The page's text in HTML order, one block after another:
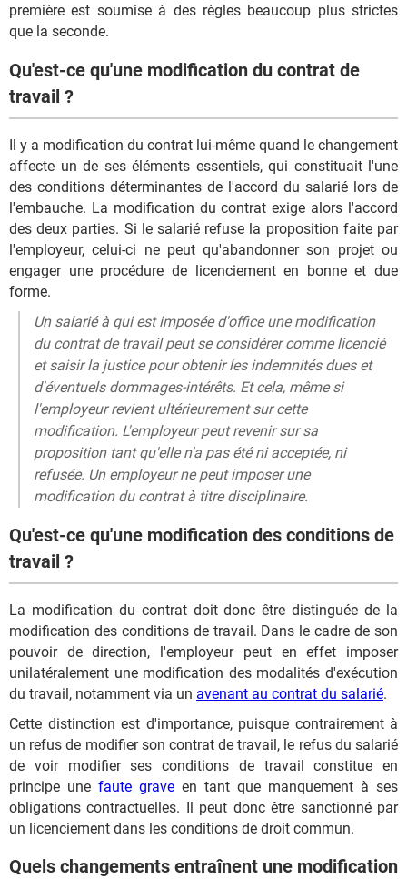
première est soumise à des règles beaucoup plus strictes
que la seconde.
Qu'est-ce qu'une modification du contrat de
travail ?
Il y a modification du contrat lui-même quand le changement
affecte un de ses éléments essentiels, qui constituait l'une
des conditions déterminantes de l'accord du salarié lors de
l'embauche. La modification du contrat exige alors l'accord
des deux parties. Si le salarié refuse la proposition faite par
l'employeur, celui-ci ne peut qu'abandonner son projet ou
engager une procédure de licenciement en bonne et due
forme.
Un salarié à qui est imposée d'office une modification
du contrat de travail peut se considérer comme licencié
et saisir la justice pour obtenir les indemnités dues et
d'éventuels dommages-intérêts. Et cela, même si
l'employeur revient ultérieurement sur cette
modification. L'employeur peut revenir sur sa
proposition tant qu'elle n'a pas été ni acceptée, ni
refusée. Un employeur ne peut imposer une
modification du contrat à titre disciplinaire.
Qu'est-ce qu'une modification des conditions de
travail ?
La modification du contrat doit donc être distinguée de la
modification des conditions de travail. Dans le cadre de son
pouvoir de direction, l'employeur peut en effet imposer
unilatéralement une modification des modalités d'exécution
du travail, notamment via un avenant au contrat du salarié.
Cette distinction est d'importance, puisque contrairement à
un refus de modifier son contrat de travail, le refus du salarié
de voir modifier ses conditions de travail constitue en
principe une faute grave en tant que manquement à ses
obligations contractuelles. Il peut donc être sanctionné par
un licenciement dans les conditions de droit commun.
Quels changements entraînent une modification